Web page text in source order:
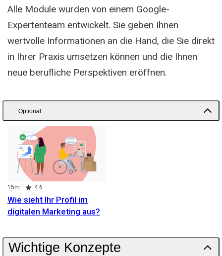
Alle Module wurden von einem Google-
Expertenteam entwickelt. Sie geben Ihnen
wertvolle Informationen an die Hand, die Sie direkt
in Ihrer Praxis umsetzen können und die Ihnen
neue berufliche Perspektiven eröffnen.
Optional
Wie sieht Ihr Profil im
digitalen Marketing aus?
Duration
15m
Rating 4.6
Wichtige Konzepte